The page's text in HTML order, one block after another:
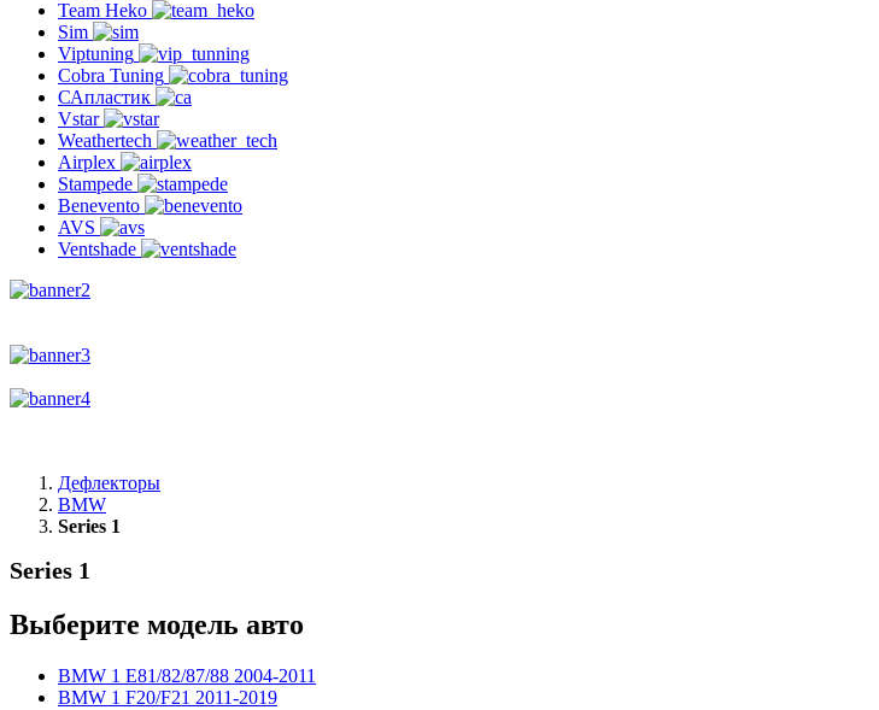
Team Heko
Sim
Viptuning
Cobra Tuning
САпластик
Vstar
Weathertech
Airplex
Stampede
Benevento
AVS
Ventshade
Дефлекторы
BMW
Series 1
Series 1
Выберите модель авто
BMW 1 E81/82/87/88 2004-2011
BMW 1 F20/F21 2011-2019